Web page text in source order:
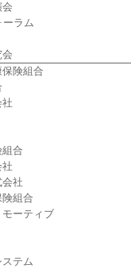
ーラム
険組合
合
社
組合
ーティブ
テム